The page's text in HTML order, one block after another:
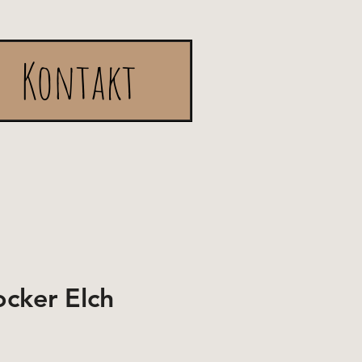
Kontakt
Elch